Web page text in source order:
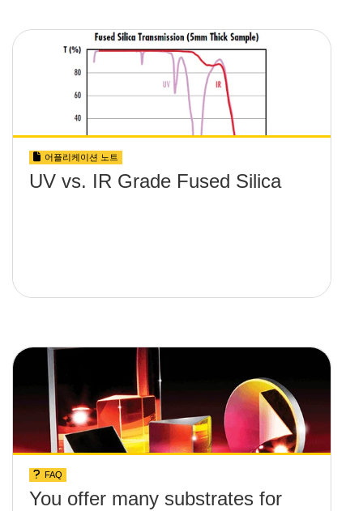
어플리케이션 노트
UV vs. IR Grade Fused Silica
FAQ
You offer many substrates for